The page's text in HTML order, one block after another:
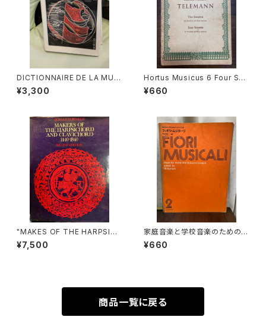
DICTIONNAIRE DE LA MUSI
QUE Ⅱ:les mens et leurs
œuvres『音楽辞典：人物とその
970年
¥3,300
Hortus Musicus 6 Four Son
atas for Recorder and Bas
so Continuo【著者：Georg P
¥660
"MAKES OF THE HARPSICH
ORD AND CLAVICHORD 14
40-1840 SECOND EDITION
¥7,500
家庭音楽と学校音楽のための小
合奏 フィオリ・ムジカーリ2【著
者：野村満男】出版社：全音楽譜
¥660
商品一覧に戻る